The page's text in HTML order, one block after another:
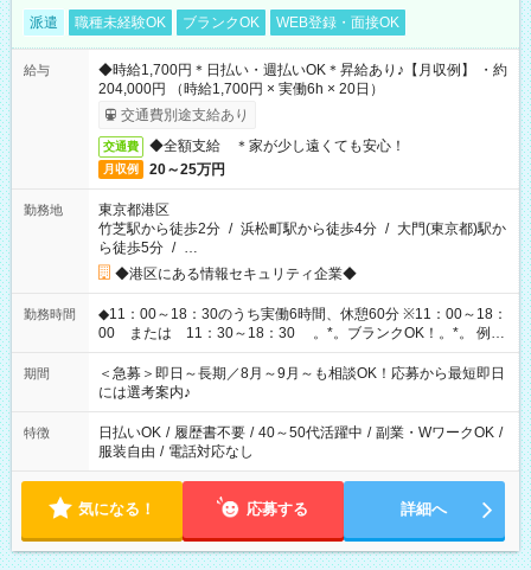
派遣 職種未経験OK ブランクOK WEB登録・面接OK
給与
◆時給1,700円＊日払い・週払いOK＊昇給あり♪【月収例】 ・約
204,000円 （時給1,700円 × 実働6h × 20日）
交通費別途支給あり
交通費 ◆全額支給 ＊家が少し遠くても安心！
月収例 20～25万円
勤務地
東京都港区
竹芝駅から徒歩2分 / 浜松町駅から徒歩4分 / 大門(東京都)駅か
ら徒歩5分 / …
◆港区にある情報セキュリティ企業◆
勤務時間
◆11：00～18：30のうち実働6時間、休憩60分 ※11：00～18：
00 または 11：30～18：30 。*。ブランクOK！。*。 例え
ば前職が、 在宅/財団法人/事務/コールセンター/受付/販売/カフェ
スタッフ スイーツ販売/ホテルフロント/化粧品販売/など 様々な
業界から入社して活躍されています♪
期間
＜急募＞即日～長期／8月～9月～も相談OK！応募から最短即日
には選考案内♪
特徴 日払いOK / 履歴書不要 / 40～50代活躍中 / 副業・WワークOK /
服装自由 / 電話対応なし
気になる！ 応募する 詳細へ